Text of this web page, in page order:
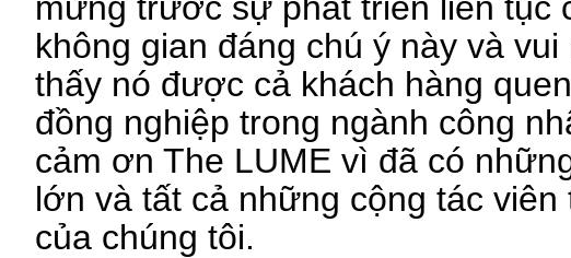
không gian đáng chú ý này và vui
thấy nó được cả khách hàng
đồng nghiệp trong ngành công
cảm ơn The LUME vì đã có
lớn và tất cả những cộng tác viên
của chúng tôi.⁠